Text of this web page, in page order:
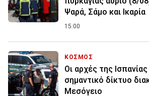
Ψαρά, Σάμο και Ικαρία
15:00
ΚΟΣΜΟΣ
Οι αρχές της
σημαντικό δίκτυο
Μεσόγειο